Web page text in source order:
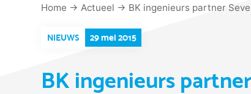
Home →Actueel → BK ingenieurs partner
NIEUWS 29 mei 2015
BK ingenieurs